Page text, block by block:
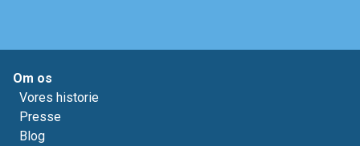
Om os
Vores historie
Presse
Blog